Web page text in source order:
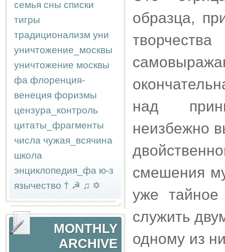
семья сны списки
тигры
традиционализм уни
уничтожение_москвы
уничтожение москвы
фа флоренция-
венеция форизмы
цензура_контроль
цитаты_фрагменты
числа чужая_всячина
школа
энциклопедия_фа ю-з
язычество † ☭ ♫ ✡
MONTHLY
ARCHIVE
образца,
над
неизбежно
смешения
уже тайное
служить
одному из